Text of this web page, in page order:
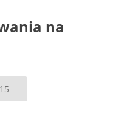
na